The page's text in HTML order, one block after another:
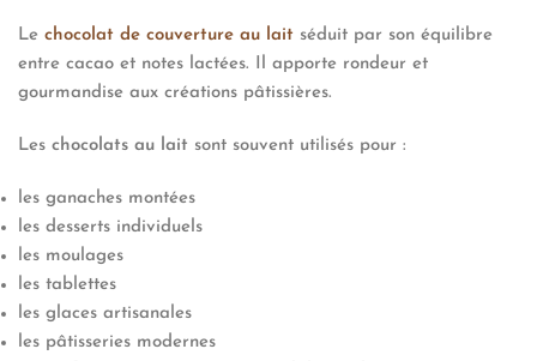
Le chocolat de couverture au lait séduit par son équilibre
entre cacao et notes lactées. Il apporte rondeur et
gourmandise aux créations pâtissières.
Les chocolats au lait sont souvent utilisés pour :
les ganaches montées
les desserts individuels
les moulages
les tablettes
les glaces artisanales
les pâtisseries modernes